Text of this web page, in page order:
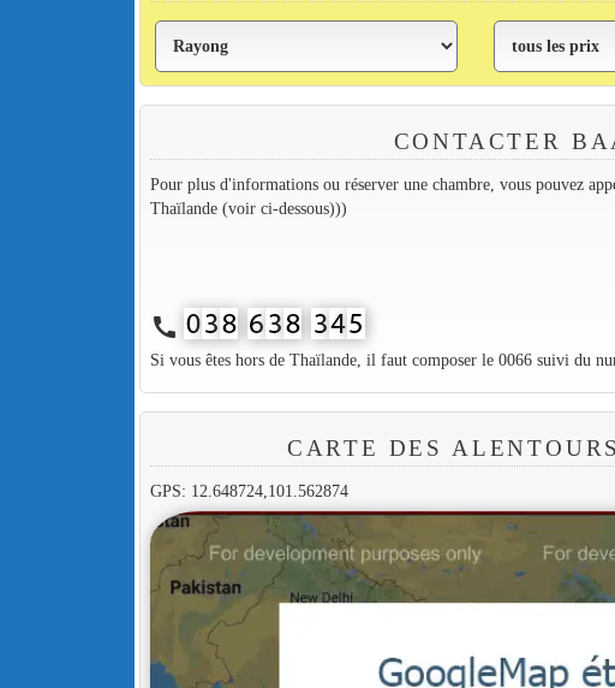
CONTACTER
Pour plus d'informations ou réserver une chambre, vous pouvez
Thaïlande (voir ci-dessous)))
call
Si vous êtes hors de Thaïlande, il faut composer le 0066 suivi du
CARTE DES
GPS: 12.648724,101.562874